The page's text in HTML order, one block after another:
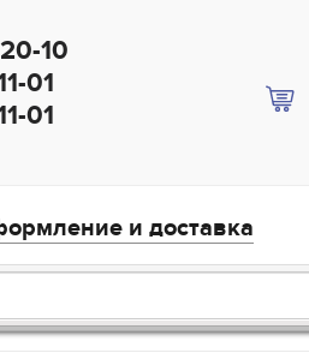
10
01
01
и доставка